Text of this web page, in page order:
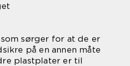
sørger for at de er
på en annen måte
plastplater er til